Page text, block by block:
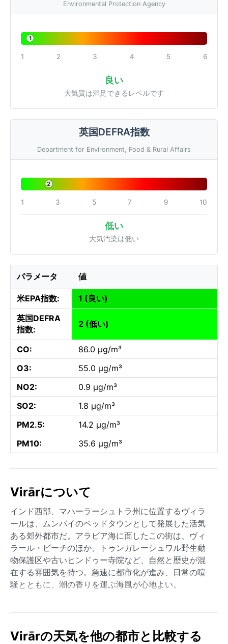
Environmental Protection Agency
1
1 2 3 4 5 6
良い
大気質は満足できるレベルです
英国DEFRA指数
Department for Environment, Food & Rural Affairs
2
1 3 5 7 9 10
低い
大気汚染は低い
パラメータ 値
米EPA指数:
1 (良い)
英国DEFRA
指数:
2 (低い)
CO:
86.0 µg/m³
O3:
55.0 µg/m³
NO2:
0.9 µg/m³
SO2:
1.8 µg/m³
PM2.5:
14.2 µg/m³
PM10:
35.6 µg/m³
Virārについて
インド西部、マハーラーシュトラ州に位置するヴィラ
ールは、ムンバイのベッドタウンとして発展した活気
ある郊外都市だ。アラビア海に面したこの街は、ヴィ
ラール・ビーチのほか、トゥンガレーシュワル野生動
物保護区や古いヒンドゥー寺院など、自然と歴史が混
在する雰囲気を持つ。急速に都市化が進み、日常の喧
騒とともに、潮の香りを運ぶ海風が心地よい。
る。夏季（3月〜5月）は高温多湿で、日中の気温は35
ン期（6月〜9月）には激しい降雨が集中し、湿度は非
Virārの天気を他の都市と比較する